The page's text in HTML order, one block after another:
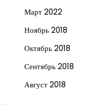
Март 2022
Ноябрь 2018
Октябрь 2018
Сентябрь 2018
Август 2018